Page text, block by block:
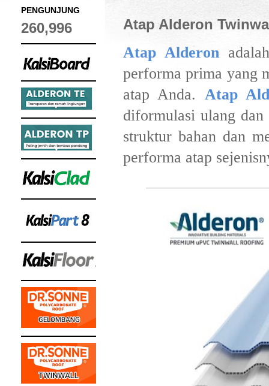
Atap Alderon
Atap Alderon
performa prima yang
atap Anda. Atap
diformulasi ulang dan
struktur bahan dan
performa atap
PENGUNJUNG
260,996